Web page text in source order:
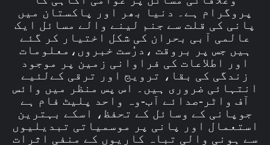
پروگرام ہے۔ دنیا بھر اور پاکستان میں
پانی کی قلت سے جنم لینے والے مسائل ایک
عالمی آبی بحران کی شکل اختیار کر گئے
ہیں جس پر بروقت ،درُست خبروں،معلومات
اور اطلاعات کی فراوانی زمین پر موجود
زندگی کی بقا، ترویج اور ترقی کےلئیے
انتہائی ضروری ہیں۔ اس پس منظر میں وائس
آف واٹر-صدائے آب-وہ واحد پلیٹ فام ہے
جوپانی کے وسائل کے تحفظ، اسکے بہترین
استعمال اور پانی پر موسمیاتی تبدیلیوں
سے ہونی والی تباہ کاریوں کے منفی اثرات